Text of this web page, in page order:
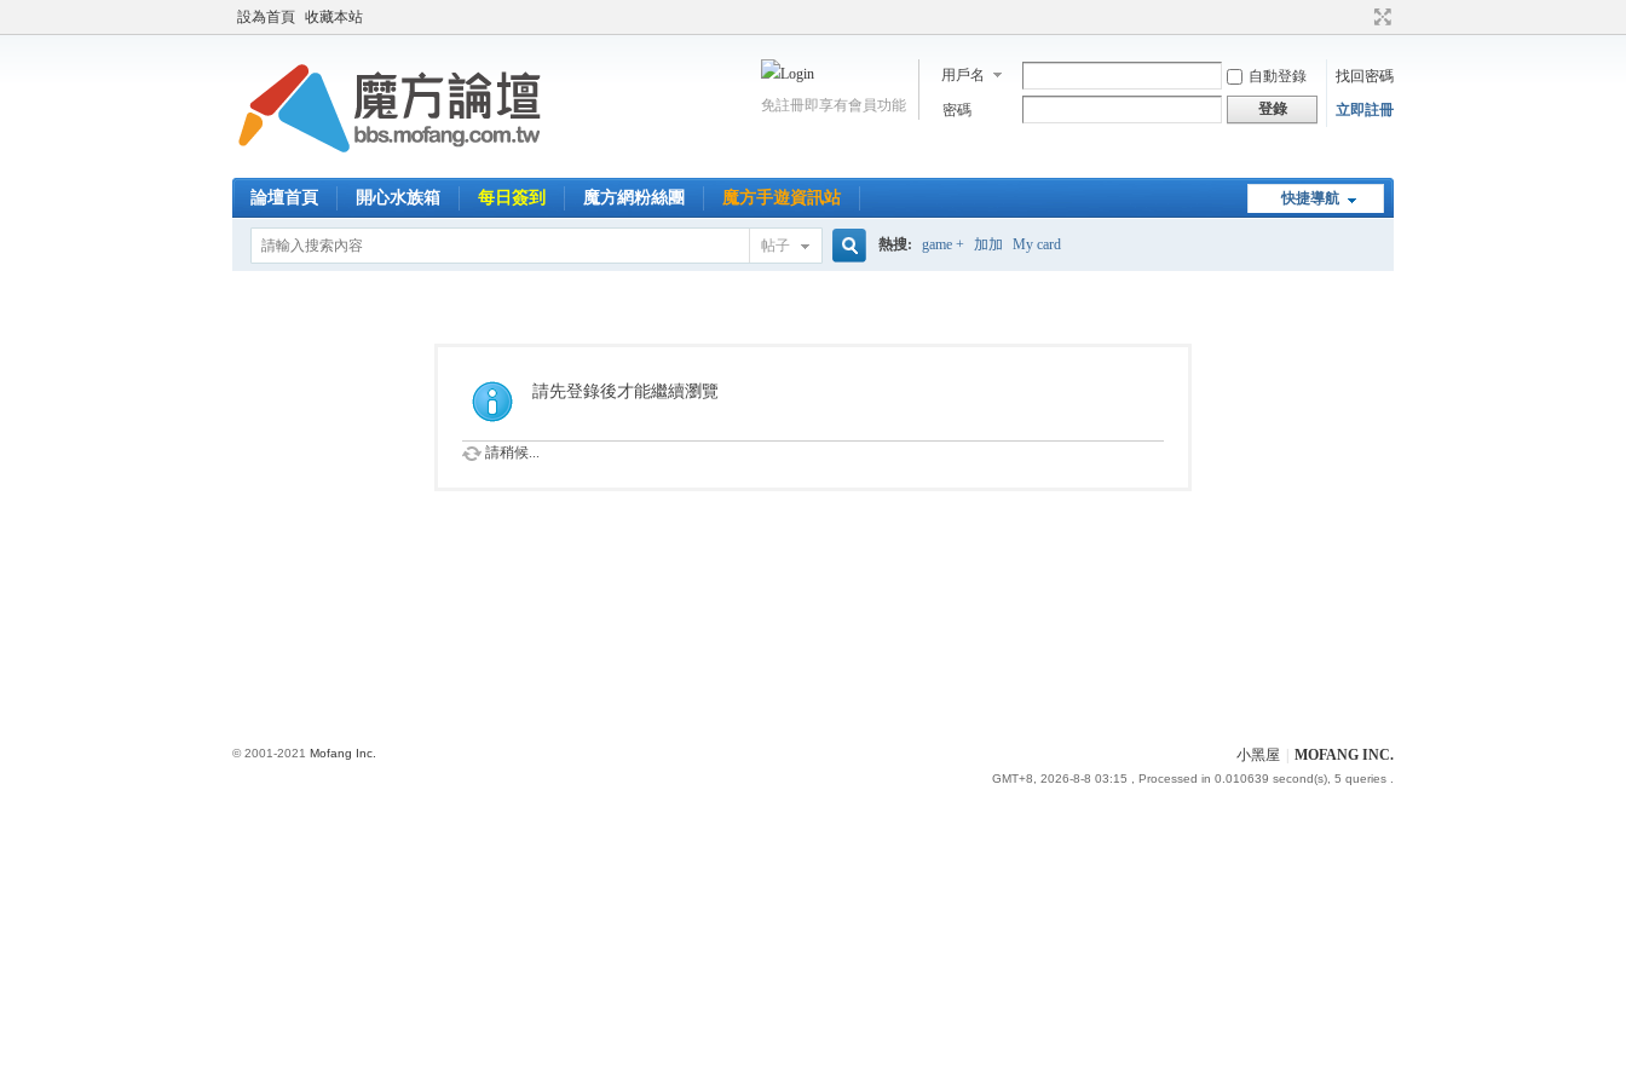
設為首頁 收藏本站
用戶名 自動登錄
找回密碼
密碼
登錄 立即註冊
免註冊即享有會員功能
快捷導航
論壇首頁 開心水族箱 每日簽到 魔方網粉絲團 魔方手遊資訊站
帖子 熱搜: game + 加加 My card
請先登錄後才能繼續瀏覽
請稍候...
小黑屋 MOFANG INC.
GMT+8, 2026-8-8 03:15 , Processed in 0.010639 second(s), 5 queries .
© 2001-2021 Mofang Inc.